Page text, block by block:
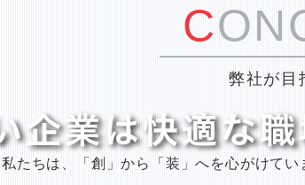
弊社が目
私たちは、「創」から「装」へを心がけてい